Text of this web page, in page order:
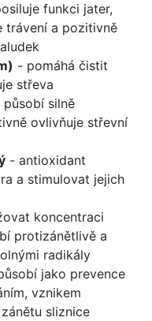
funkci jater,
trávení a pozitivně
- pomáhá čistit
střeva
působí silně
ovlivňuje střevní
- antioxidant
a stimulovat jejich
koncentraci
protizánětlivě a
radikály
jako prevence
vznikem
sliznice